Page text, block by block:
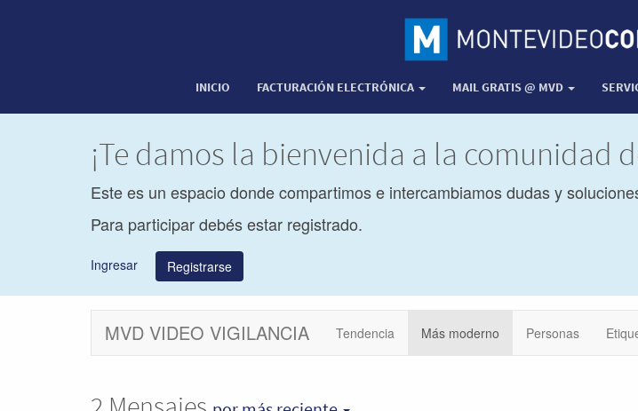
INICIO FACTURACIÓN ELECTRÓNICA MAIL GRATIS @ MVD
¡Te damos la bienvenida a la comunidad
Este es un espacio donde compartimos e intercambiamos dudas y
Para participar debés estar registrado.
Ingresar Registrarse
MVD VIDEO VIGILANCIA Tendencia Más moderno Personas